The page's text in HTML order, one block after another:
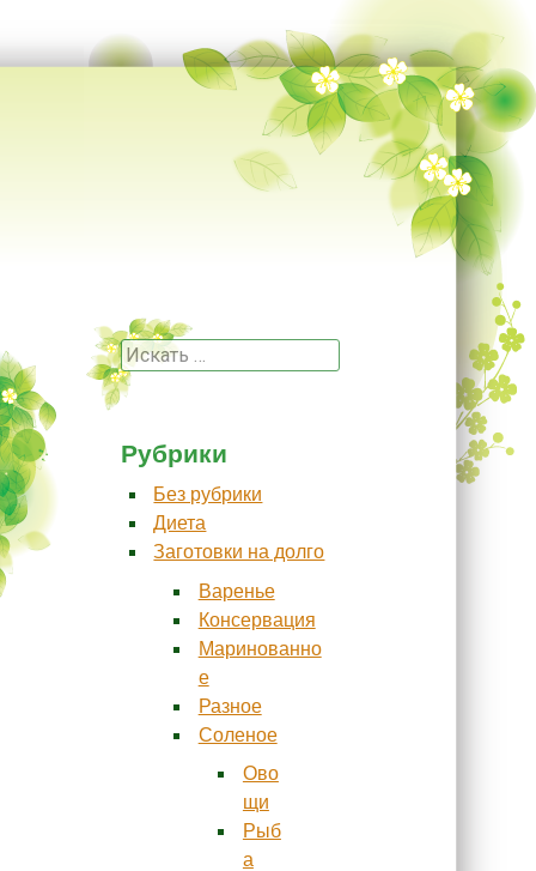
Поиск
Рубрики
Без рубрики
Диета
Заготовки на долго
Варенье
Консервация
Маринованно
е
Разное
Соленое
Ово
щи
Рыб
а